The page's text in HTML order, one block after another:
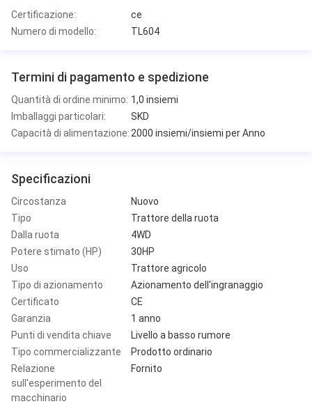
Certificazione:
ce
Numero di modello:
TL604
Termini di pagamento e spedizione
Quantità di ordine minimo: 1,0 insiemi
Imballaggi particolari:
SKD
Capacità di alimentazione: 2000 insiemi/insiemi per Anno
Specificazioni
Circostanza
Nuovo
Tipo
Trattore della ruota
Dalla ruota
4WD
Potere stimato (HP)
30HP
Uso
Trattore agricolo
Tipo di azionamento
Azionamento dell'ingranaggio
Certificato
CE
Garanzia
1 anno
Punti di vendita chiave
Livello a basso rumore
Tipo commercializzante
Prodotto ordinario
Relazione
sull'esperimento del
macchinario
Fornito